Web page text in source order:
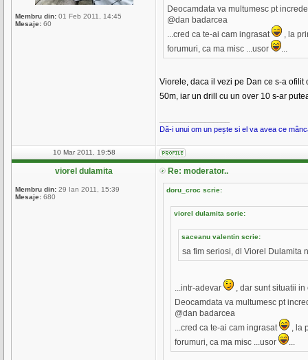
Membru din: 01 Feb 2011, 14:45
Mesaje: 60
Deocamdata va multumesc pt
@dan badarcea
...cred ca te-ai cam ingrasat
, la
forumuri, ca ma misc ...usor
...
Viorele, daca il vezi pe Dan ce s-a ofilit
50m, iar un drill cu un over 10 s-ar
Dă-i unui om un pește si el va avea ce
10 Mar 2011, 19:58
viorel dulamita
Membru din: 29 Ian 2011, 15:39
Mesaje: 680
Re: moderator..
doru_croc scrie:
viorel dulamita scrie:
saceanu valentin scrie:
sa fim seriosi, dl Viorel Dulamita
...intr-adevar
, dar sunt situatii
Deocamdata va multumesc pt
@dan badarcea
...cred ca te-ai cam ingrasat
, la
forumuri, ca ma misc ...usor
...